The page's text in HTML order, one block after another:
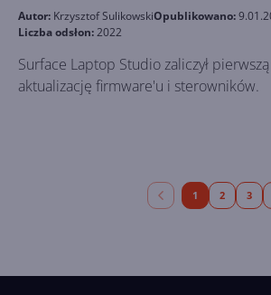
Autor: Krzysztof SulikowskiOpublikowano:
Liczba odsłon:2022
Surface Laptop Studio zaliczył
aktualizację firmware'u i sterowników.
1 2 3